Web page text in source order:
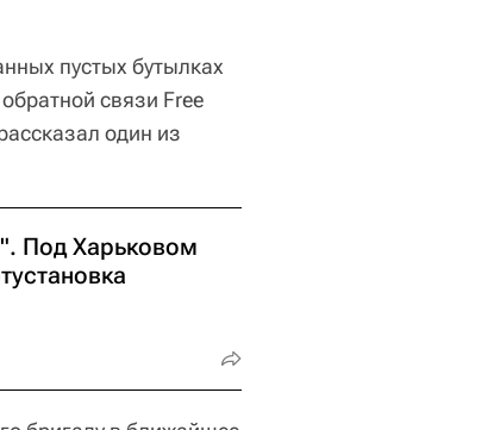
пустых бутылках
связи Free
один из
Под Харьковом